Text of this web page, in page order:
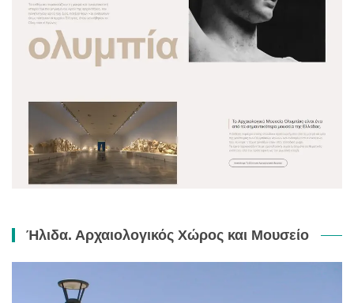
Ήλιδα. Αρχαιολογικός Χώρος και Μουσείο